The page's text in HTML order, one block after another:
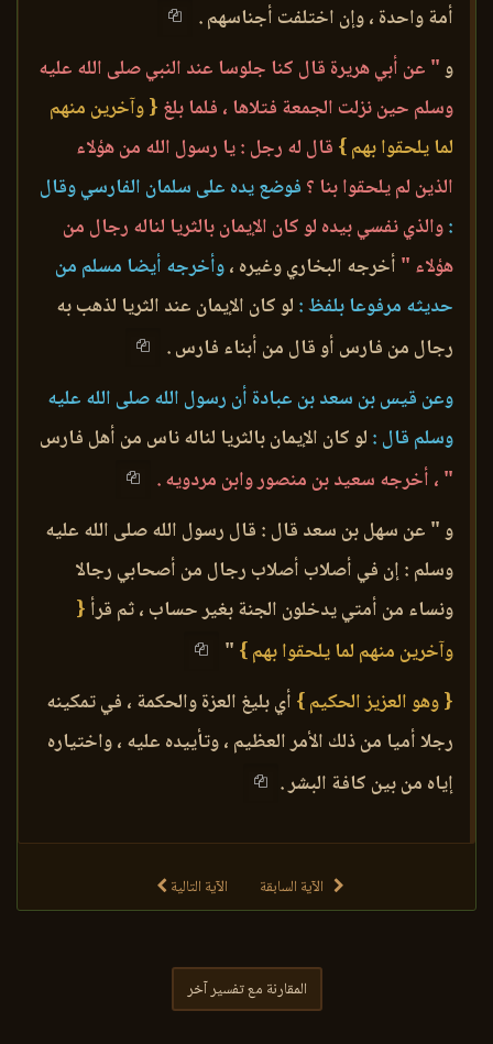
أمة واحدة ، وإن اختلفت أجناسهم .
و" عن أبي هريرة قال كنا جلوسا عند النبي صلى الله عليه
وسلم حين نزلت الجمعة فتلاها ، فلما بلغ { وآخرين منهم
لما يلحقوا بهم } قال له رجل : يا رسول الله من هؤلاء
الذين لم يلحقوا بنا ؟ فوضع يده على سلمان الفارسي وقال
:والذي نفسي بيده لو كان الإيمان بالثريا لناله رجال من
هؤلاء " أخرجه البخاري وغيره ،وأخرجه أيضا مسلم من
حديثه مرفوعا بلفظ : لو كان الإيمان عند الثريا لذهب به
رجال من فارس أو قال من أبناء فارس .
وعن قيس بن سعد بن عبادة أن رسول الله صلى الله عليه
وسلم قال : لو كان الإيمان بالثريا لناله ناس من أهل فارس
" ، أخرجه سعيد بن منصور وابن مردويه .
و " عن سهل بن سعد قال : قال رسول الله صلى الله عليه
وسلم : إن في أصلاب أصلاب رجال من أصحابي رجالا
ونساء من أمتي يدخلون الجنة بغير حساب ، ثم قرأ {
وآخرين منهم لما يلحقوا بهم } "
{ وهو العزيز الحكيم } أي بليغ العزة والحكمة ، في تمكينه
رجلا أميا من ذلك الأمر العظيم ، وتأييده عليه ، واختياره
إياه من بين كافة البشر .
الآية السابقة الآية التالية
المقارنة مع تفسير آخر